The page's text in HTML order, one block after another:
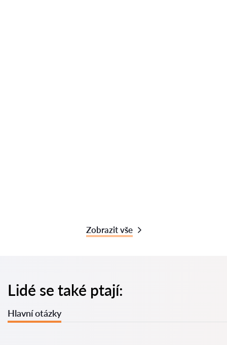
Zobrazit vše
Lidé se také ptají:
Hlavní otázky